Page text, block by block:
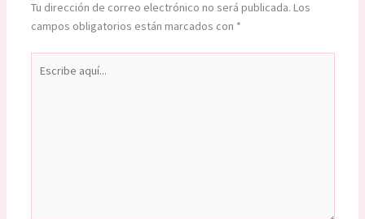
Tu dirección de correo electrónico no será publicada. Los
campos obligatorios están marcados con *
aquí...